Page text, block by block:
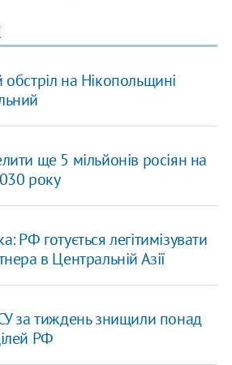
обстріл на Нікопольщині
ще 5 мільйонів росіян на
року
РФ готується легітимізувати
в Центральній Азії
за тиждень знищили понад
РФ